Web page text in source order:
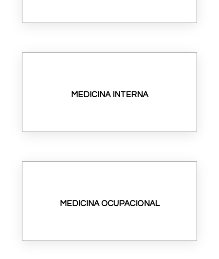
MEDICINA INTERNA
MEDICINA OCUPACIONAL